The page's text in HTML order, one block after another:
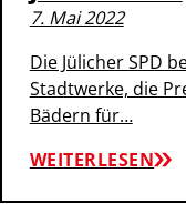
7. Mai 2022
Die Jülicher SPD
Stadtwerke, die
Bädern für…
WEITERLESEN